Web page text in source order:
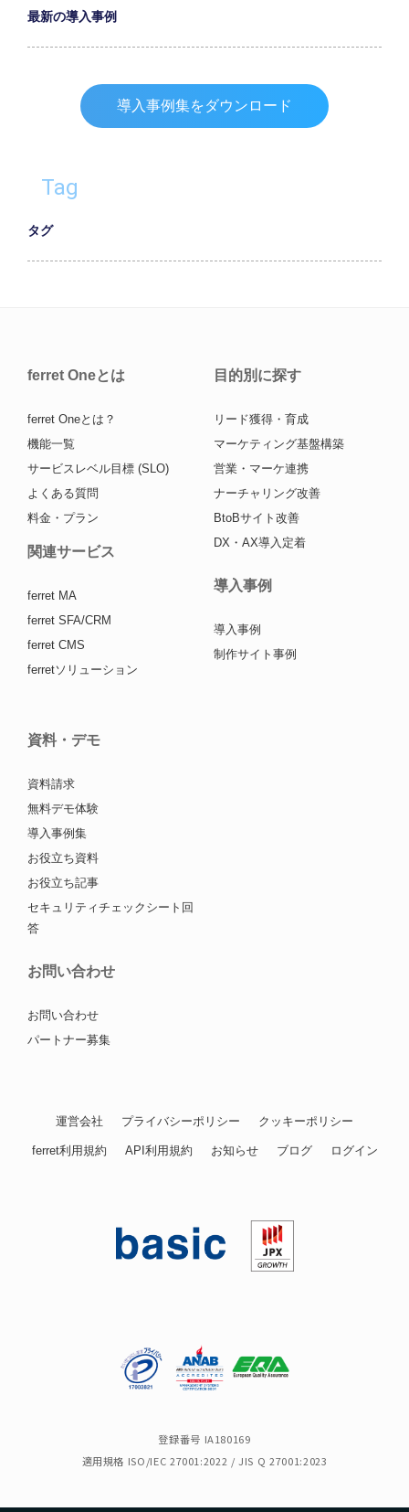
最新の導入事例
導入事例集をダウンロード
Tag
タグ
ferret Oneとは
ferret Oneとは？
機能一覧
サービスレベル目標 (SLO)
よくある質問
料金・プラン
関連サービス
ferret MA
ferret SFA/CRM
ferret CMS
ferretソリューション
目的別に探す
リード獲得・育成
マーケティング基盤構築
営業・マーケ連携
ナーチャリング改善
BtoBサイト改善
DX・AX導入定着
導入事例
導入事例
制作サイト事例
資料・デモ
資料請求
無料デモ体験
導入事例集
お役立ち資料
お役立ち記事
セキュリティチェックシート回
答
お問い合わせ
お問い合わせ
パートナー募集
運営会社 プライバシーポリシー クッキーポリシー
ferret利用規約 API利用規約 お知らせ ブログ ログイン
登録番号 IA180169
適用規格 ISO/IEC 27001:2022 / JIS Q 27001:2023